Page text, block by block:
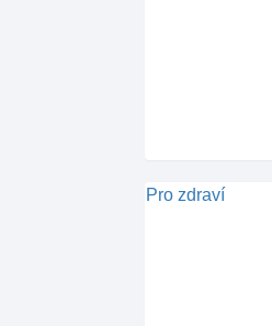
Pro zdraví